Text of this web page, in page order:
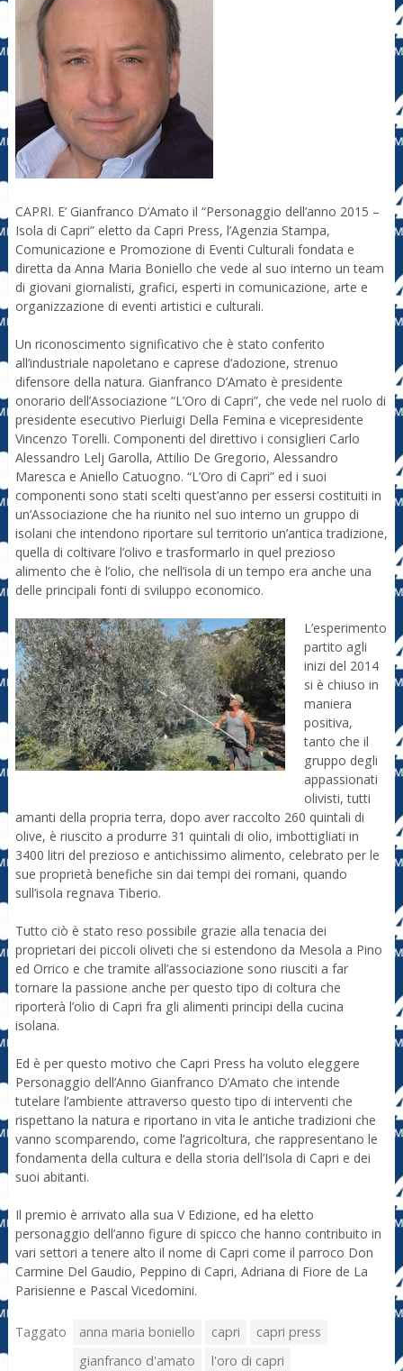
CAPRI. E’ Gianfranco D’Amato il “Personaggio dell’anno 2015 –
Isola di Capri” eletto da Capri Press, l’Agenzia Stampa,
Comunicazione e Promozione di Eventi Culturali fondata e
diretta da Anna Maria Boniello che vede al suo interno un team
di giovani giornalisti, grafici, esperti in comunicazione, arte e
organizzazione di eventi artistici e culturali.
Un riconoscimento significativo che è stato conferito
all’industriale napoletano e caprese d’adozione, strenuo
difensore della natura. Gianfranco D’Amato è presidente
onorario dell’Associazione “L’Oro di Capri”, che vede nel ruolo di
presidente esecutivo Pierluigi Della Femina e vicepresidente
Vincenzo Torelli. Componenti del direttivo i consiglieri Carlo
Alessandro Lelj Garolla, Attilio De Gregorio, Alessandro
Maresca e Aniello Catuogno. “L’Oro di Capri” ed i suoi
componenti sono stati scelti quest’anno per essersi costituiti in
un’Associazione che ha riunito nel suo interno un gruppo di
isolani che intendono riportare sul territorio un’antica tradizione,
quella di coltivare l’olivo e trasformarlo in quel prezioso
alimento che è l’olio, che nell’isola di un tempo era anche una
delle principali fonti di sviluppo economico.
L’esperimento
partito agli
inizi del 2014
si è chiuso in
maniera
positiva,
tanto che il
gruppo degli
appassionati
olivisti, tutti
amanti della propria terra, dopo aver raccolto 260 quintali di
olive, è riuscito a produrre 31 quintali di olio, imbottigliati in
3400 litri del prezioso e antichissimo alimento, celebrato per le
sue proprietà benefiche sin dai tempi dei romani, quando
sull’isola regnava Tiberio.
Tutto ciò è stato reso possibile grazie alla tenacia dei
proprietari dei piccoli oliveti che si estendono da Mesola a Pino
ed Orrico e che tramite all’associazione sono riusciti a far
tornare la passione anche per questo tipo di coltura che
riporterà l’olio di Capri fra gli alimenti principi della cucina
isolana.
Ed è per questo motivo che Capri Press ha voluto eleggere
Personaggio dell’Anno Gianfranco D’Amato che intende
tutelare l’ambiente attraverso questo tipo di interventi che
rispettano la natura e riportano in vita le antiche tradizioni che
vanno scomparendo, come l’agricoltura, che rappresentano le
fondamenta della cultura e della storia dell’Isola di Capri e dei
suoi abitanti.
Il premio è arrivato alla sua V Edizione, ed ha eletto
personaggio dell’anno figure di spicco che hanno contribuito in
vari settori a tenere alto il nome di Capri come il parroco Don
Carmine Del Gaudio, Peppino di Capri, Adriana di Fiore de La
Parisienne e Pascal Vicedomini.
Taggato anna maria boniello capri
capri press
gianfranco d'amato
l'oro di capri